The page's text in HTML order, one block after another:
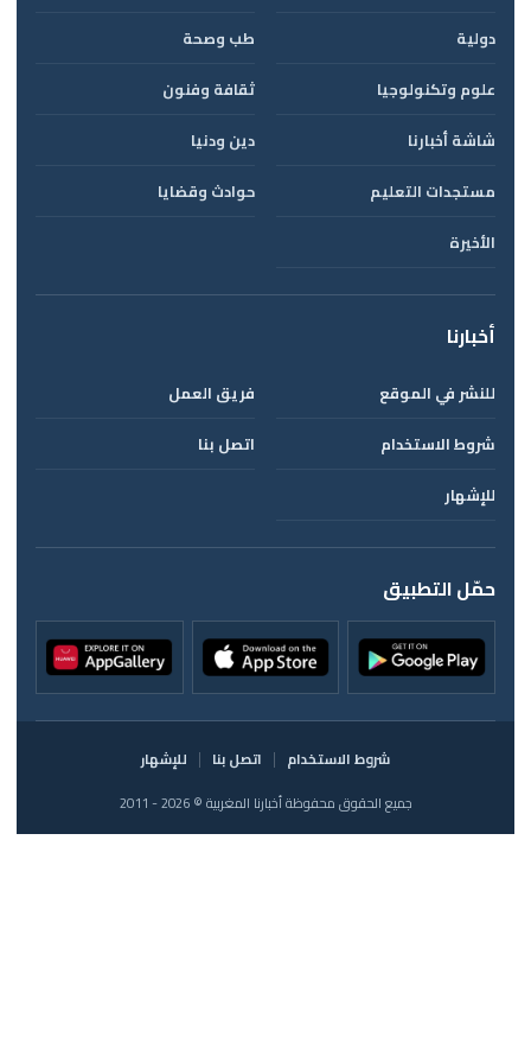
دولية
طب وصحة
علوم وتكنولوجيا
ثقافة وفنون
شاشة أخبارنا
دين ودنيا
مستجدات التعليم
حوادث وقضايا
الأخيرة
أخبارنا
للنشر في الموقع
فريق العمل
شروط الاستخدام
اتصل بنا
للإشهار
حمّل التطبيق
شروط الاستخدام اتصل بنا
للإشهار
جميع الحقوق محفوظة أخبارنا المغربية © 2026 - 2011